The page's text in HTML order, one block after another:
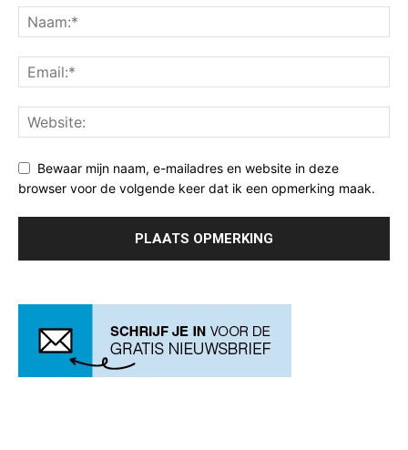
Bewaar mijn naam, e-mailadres en website in deze
browser voor de volgende keer dat ik een opmerking maak.